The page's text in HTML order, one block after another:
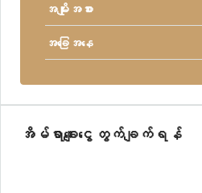
အမျိုးအစား
အခြေအနေ
အိမ်ရာချေးငွေ တွက်ချက်ရန်